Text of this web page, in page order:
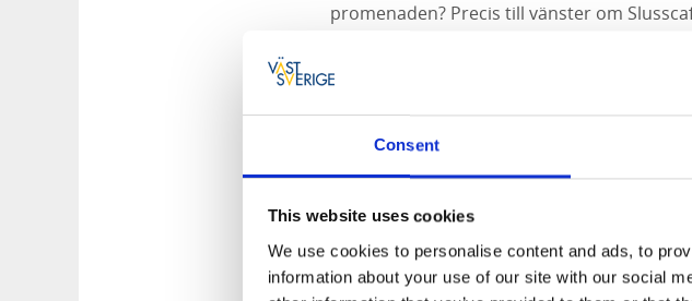
Consent
This website uses cookies
We use cookies to personalise content and ads, to
information about your use of our site with our social
promenaden? Precis till vänster om
Från Slusscaféet följer du vägen ner längs
slusstrappa ner mot det populära
slussar så kan du istället välja att gå till
I Gamle Dal finns det gott om platser att
och njuta av den fantastiska miljön runt
platsen av liv när träfartygen sakta tog sig
tillbaka längs med de äldsta slussarna